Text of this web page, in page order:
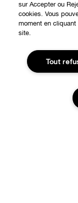
EXPÉRIENCE EN
Programme de
Consultation en
À PROPOS
Suivre ma
sur Accepter ou
cookies. Vous
moment en
site.
Tout